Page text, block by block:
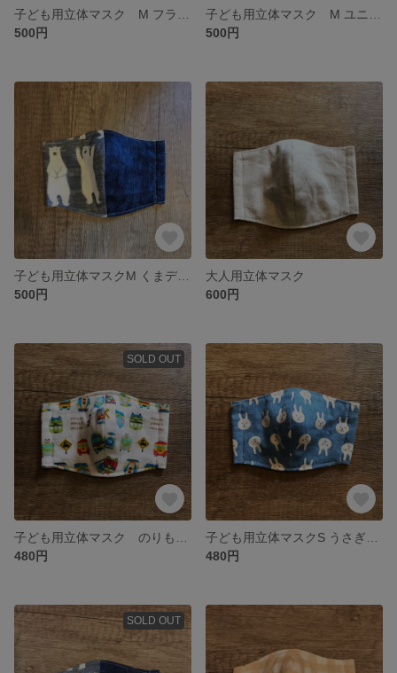
500円
500円
500円
大人用立体マスク
600円
SOLD OUT
480円
480円
SOLD OUT